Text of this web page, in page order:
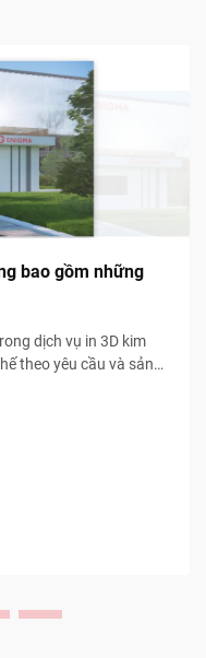
bao gồm những
dịch vụ in 3D kim
theo yêu cầu và sản